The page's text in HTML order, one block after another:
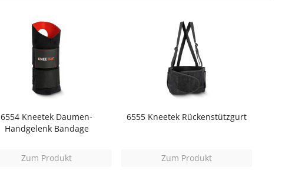
6554 Kneetek Daumen-
Handgelenk Bandage
Zum Produkt
6555 Kneetek Rückenstützgurt
Zum Produkt